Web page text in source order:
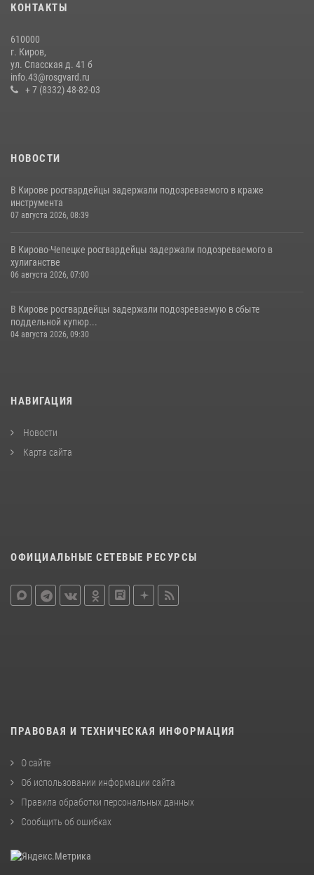
КОНТАКТЫ
610000
г. Киров,
ул. Спасская д. 41 б
info.43@rosgvard.ru
+ 7 (8332) 48-82-03
НОВОСТИ
В Кирове росгвардейцы задержали подозреваемого в краже
инструмента
07 августа 2026, 08:39
В Кирово-Чепецке росгвардейцы задержали подозреваемого в
хулиганстве
06 августа 2026, 07:00
В Кирове росгвардейцы задержали подозреваемую в сбыте
поддельной купюр...
04 августа 2026, 09:30
НАВИГАЦИЯ
Новости
Карта сайта
ОФИЦИАЛЬНЫЕ СЕТЕВЫЕ РЕСУРСЫ
ПРАВОВАЯ И ТЕХНИЧЕСКАЯ ИНФОРМАЦИЯ
О сайте
Об использовании информации сайта
Правила обработки персональных данных
Сообщить об ошибках